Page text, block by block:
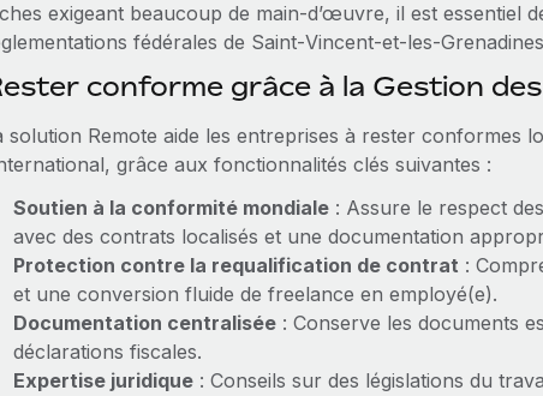
exigeant beaucoup de main‑d’œuvre, il est essentiel
fédérales de Saint‑Vincent-et-les-
conforme grâce à la Gestion
solution Remote aide les entreprises à rester conformes
grâce aux fonctionnalités clés suivantes :
Soutien à la conformité mondiale: Assure le respect
avec des contrats localisés et une documentation
Protection contre la requalification de contrat :
et une conversion fluide de freelance en employé(e).
Documentation centralisée: Conserve les documents
déclarations fiscales.
Expertise juridique: Conseils sur des législations du